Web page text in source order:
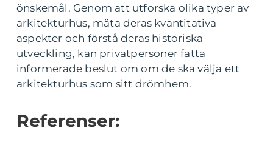
önskemål. Genom att utforska olika typer av
arkitekturhus, mäta deras kvantitativa
aspekter och förstå deras historiska
utveckling, kan privatpersoner fatta
informerade beslut om om de ska välja ett
arkitekturhus som sitt drömhem.
Referenser: